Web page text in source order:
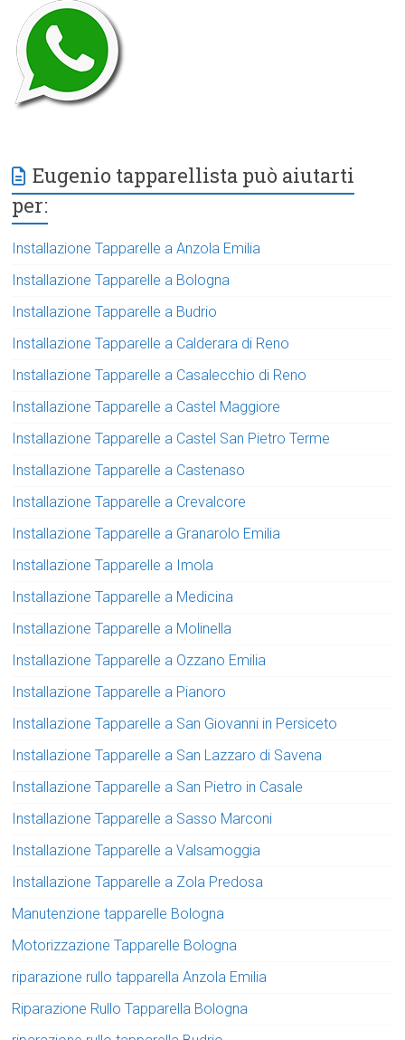
Eugenio tapparellista può aiutarti
per:
Installazione Tapparelle a Anzola Emilia
Installazione Tapparelle a Bologna
Installazione Tapparelle a Budrio
Installazione Tapparelle a Calderara di Reno
Installazione Tapparelle a Casalecchio di Reno
Installazione Tapparelle a Castel Maggiore
Installazione Tapparelle a Castel San Pietro Terme
Installazione Tapparelle a Castenaso
Installazione Tapparelle a Crevalcore
Installazione Tapparelle a Granarolo Emilia
Installazione Tapparelle a Imola
Installazione Tapparelle a Medicina
Installazione Tapparelle a Molinella
Installazione Tapparelle a Ozzano Emilia
Installazione Tapparelle a Pianoro
Installazione Tapparelle a San Giovanni in Persiceto
Installazione Tapparelle a San Lazzaro di Savena
Installazione Tapparelle a San Pietro in Casale
Installazione Tapparelle a Sasso Marconi
Installazione Tapparelle a Valsamoggia
Installazione Tapparelle a Zola Predosa
Manutenzione tapparelle Bologna
Motorizzazione Tapparelle Bologna
riparazione rullo tapparella Anzola Emilia
Riparazione Rullo Tapparella Bologna